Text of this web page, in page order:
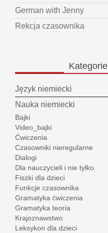
German with Jenny
Rekcja czasownika
Kategorie
Język niemiecki
Nauka niemiecki
Bajki
Video_bajki
Ćwiczenia
Czasowniki nieregularne
Dialogi
Dla nauczycieli i nie tylko
Fiszki dla dzieci
Funkcje czasownika
Gramatyka ćwiczenia
Gramatyka teoria
Krajoznawstwo
Leksykon dla dzieci